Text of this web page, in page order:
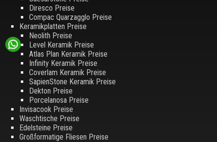
Diresco Preise
Compac Quarzagglo Preise
Keramikplatten Preise
Neolith Preise
Level Keramik Preise
Atlas Plan Keramik Preise
Infinity Keramik Preise
Coverlam Keramik Preise
SapienStone Keramik Preise
Dekton Preise
Porcelanosa Preise
Invisacook Preise
Waschtische Preise
Edelsteine Preise
Großformatige Fliesen Preise